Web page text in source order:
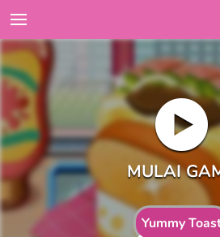
Yummy